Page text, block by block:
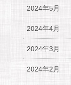
2024年5月
2024年4月
2024年3月
2024年2月